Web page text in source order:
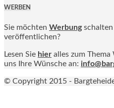
WERBEN
Sie möchten Werbung
veröffentlichen?
Lesen Sie hier alles zum
uns Ihre Wünsche an:
© Copyright 2015 - Bargteheide